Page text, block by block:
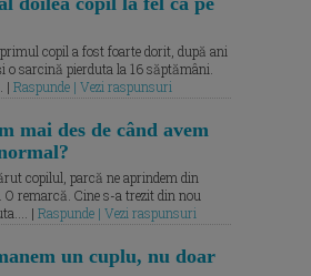
copil a fost foarte dorit, după ani
o sarcină pierduta la 16 săptămâni.
| Raspunde | Vezi raspunsuri
mai des de când avem
copilul, parcă ne aprindem din
O remarcă. Cine s-a trezit din nou
| Raspunde | Vezi raspunsuri
un cuplu, nu doar